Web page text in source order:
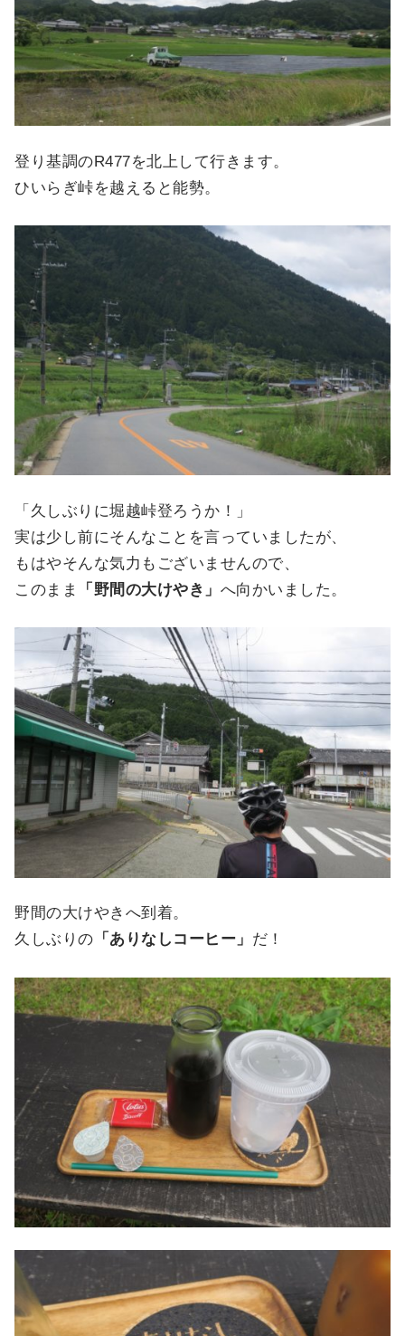
登り基調のR477を北上して行きます。
ひいらぎ峠を越えると能勢。
「久しぶりに堀越峠登ろうか！」
実は少し前にそんなことを言っていましたが、
もはやそんな気力もございませんので、
このまま
「野間の大けやき」 へ向かいました。
野間の大けやきへ到着。
久しぶりの 「ありなしコーヒー」 だ！